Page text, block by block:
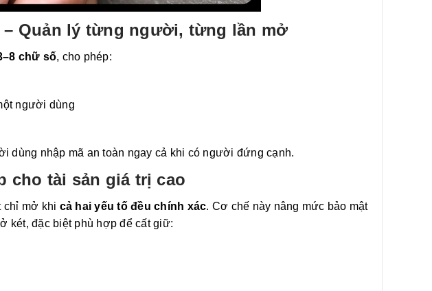
– Quản lý từng người, từng lần mở
chữ số, cho phép:
người dùng
dùng nhập mã an toàn ngay cả khi có người đứng cạnh.
cho tài sản giá trị cao
chỉ mở khi cả hai yếu tố đều chính xác. Cơ chế này nâng mức bảo mật
két, đặc biệt phù hợp để cất giữ: